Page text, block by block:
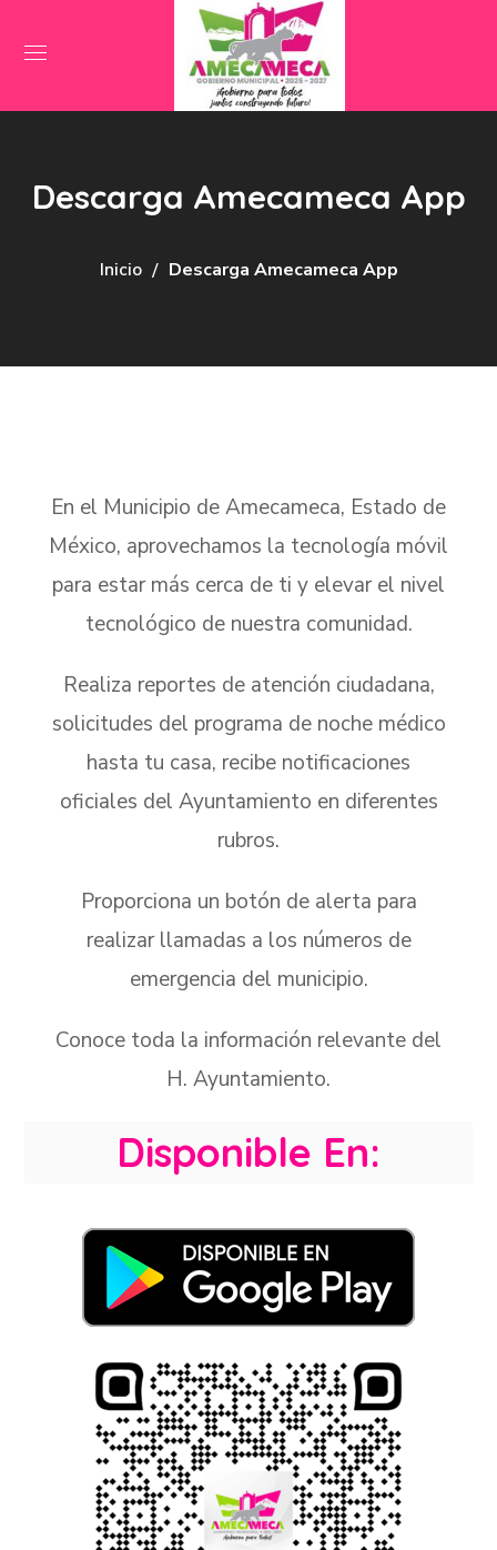
Descarga Amecameca App
Inicio Descarga Amecameca App
En el Municipio de Amecameca, Estado de
México, aprovechamos la tecnología móvil
para estar más cerca de ti y elevar el nivel
tecnológico de nuestra comunidad.
Realiza reportes de atención ciudadana,
solicitudes del programa de noche médico
hasta tu casa, recibe notificaciones
oficiales del Ayuntamiento en diferentes
rubros.
Proporciona un botón de alerta para
realizar llamadas a los números de
emergencia del municipio.
Conoce toda la información relevante del
H. Ayuntamiento.
Disponible En: